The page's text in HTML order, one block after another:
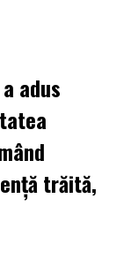
adus
trăită,